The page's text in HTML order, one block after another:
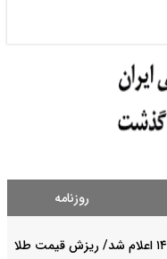
روزنامه